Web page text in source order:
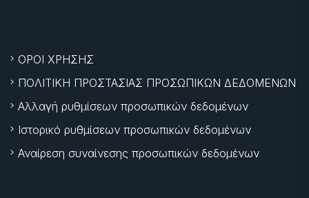
ΟΡΟΙ ΧΡΗΣΗΣ
ΠΟΛΙΤΙΚΗ ΠΡΟΣΤΑΣΙΑΣ ΠΡΟΣΩΠΙΚΩΝ ΔΕΔΟΜΕΝΩΝ
Αλλαγή ρυθμίσεων προσωπικών δεδομένων
Ιστορικό ρυθμίσεων προσωπικών δεδομένων
Αναίρεση συναίνεσης προσωπικών δεδομένων